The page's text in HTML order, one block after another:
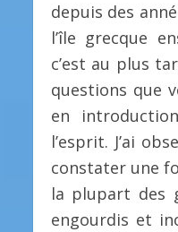
depuis des
l’île grecque
c’est au plus
questions que
en
l’esprit. J’ai
constater une
la plupart des
engourdis et